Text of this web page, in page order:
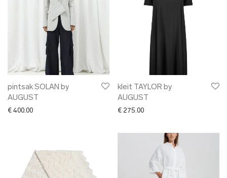
pintsak SOLAN by
AUGUST
€ 400.00
kleit TAYLOR by
AUGUST
€ 275.00